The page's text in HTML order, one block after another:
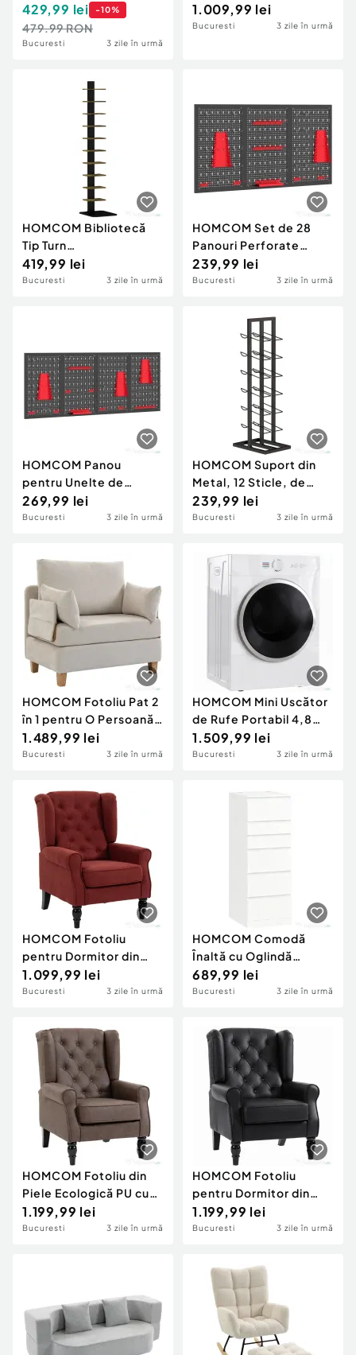
Ideală pentru
Oaspeți/Camping,
195x75x10 cm, Alb
429,99 lei -10%
479.99 RON
Bucuresti 3 zile în urmă
Reglabil, pentru O
Persoană, Roșu Vișiniu
1.009,99 lei
Bucuresti 3 zile în urmă
HOMCOM Bibliotecă
Tip Turn
Multifuncțională cu 11
Rafturi, Maro Rustic
419,99 lei
Bucuresti 3 zile în urmă
HOMCOM Set de 28
Panouri Perforate
pentru Perete cu
Cârlige și Suporturi,
239,99 lei
Bucuresti 3 zile în urmă
HOMCOM Panou
pentru Unelte de
Perete cu Cârlige,
Negru și Roșu
269,99 lei
Bucuresti 3 zile în urmă
HOMCOM Suport din
Metal, 12 Sticle, de
Podea, Negru
239,99 lei
Bucuresti 3 zile în urmă
HOMCOM Fotoliu Pat 2
în 1 pentru O Persoană,
Pliabil, cu 2 Perne,
Economisire Spațiu,
Catifea, Crem
1.489,99 lei
Bucuresti 3 zile în urmă
HOMCOM Mini Uscător
de Rufe Portabil 4,8
kg, 1020W, Încălzire
PTC, Timer, Alb
1.509,99 lei
Bucuresti 3 zile în urmă
HOMCOM Fotoliu
pentru Dormitor din
Catifea Ice Velvet, cu
Șezut Amplu și Picioare
Roșu Vișiniu
1.099,99 lei
Bucuresti 3 zile în urmă
HOMCOM Comodă
Înaltă cu Oglindă
Rabatabilă pentru
Dormitor, Alb
689,99 lei
Bucuresti 3 zile în urmă
HOMCOM Fotoliu din
Piele Ecologică PU cu
Șezut Generos,
Cotiere și Picioare din
1.199,99 lei
Bucuresti 3 zile în urmă
HOMCOM Fotoliu
pentru Dormitor din
Piele PU, cu Șezut
Spațios, Brațe și
Eucalipt, Negru
1.199,99 lei
Bucuresti 3 zile în urmă